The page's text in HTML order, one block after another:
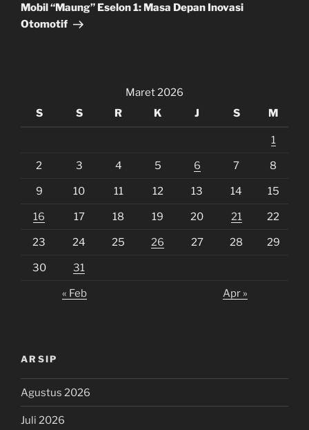
Post
Mobil “Maung” Eselon 1: Masa Depan Inovasi
Otomotif
Maret 2026
S
S R K J S M
1
2 3 4 5 6 7 8
9 10 11 12 13 14 15
16 17 18 19 20 21 22
23 24 25 26 27 28 29
30 31
« Feb Apr »
ARSIP
Agustus 2026
Juli 2026